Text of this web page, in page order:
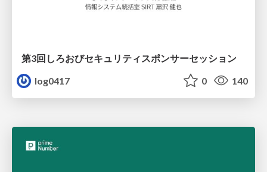
第3回しろおびセキュリティスポンサーセッション
log0417
0 140